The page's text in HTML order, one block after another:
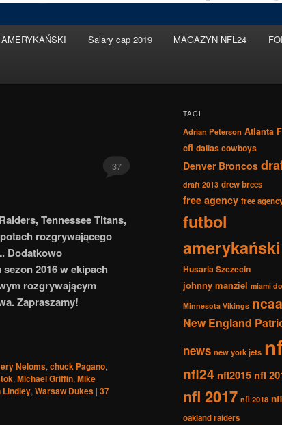
Salary cap 2019 MAGAZYN NFL24
37
Tennessee Titans,
rozgrywającego
Dodatkowo
2016 w ekipach
rozgrywającym
Zapraszamy!
Neloms, chuck Pagano,
, Michael Griffin, Mike
Lindley, Warsaw Dukes | 37
TAGI
Adrian Peterson Atlanta
cfl dallas cowboys
Denver Broncos
draft 2013 drew brees
free agency free
futbol
amerykański
Husaria Szczecin
johnny manziel miami
Minnesota Vikings ncaa
New England
news new york jets
nfl24 nfl2015 nfl
nfl 2017 nfl 2018
oakland raiders